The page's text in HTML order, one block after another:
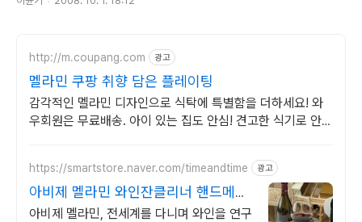
http://m.coupang.com 광고
멜라민 쿠팡 취향 담은 플레이팅
감각적인 멜라민 디자인으로 식탁에 특별함을 더하세요! 와
우회원은 무료배송. 아이 있는 집도 안심! 견고한 식기로 안전
https://smartstore.naver.com/timeandtime 광고
아비제 멜라민 와인잔클리너 핸드메이
드와인잔
아비제 멜라민, 전세계를 다니며 와인을 연구